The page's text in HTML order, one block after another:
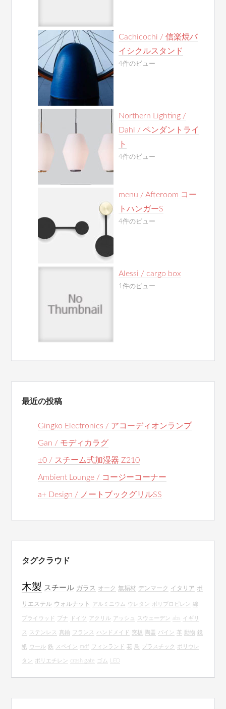
Cachicochi / 信楽焼バ
イシクルスタンド
4件のビュー
Northern Lighting /
Dahl / ペンダントライ
ト
4件のビュー
menu / Afteroom コー
トハンガーS
4件のビュー
Alessi / cargo box
1件のビュー
最近の投稿
Gingko Electronics / アコーディオンランプ
Gan / モディカラグ
±0 / スチーム式加湿器 Z210
Ambient Lounge / コージーコーナー
a+ Design / ノートブックグリルSS
タグクラウド
木製 スチール ガラス オーク 無垢材 デンマーク イタリア ポ
リエステル ウォルナット アルミニウム ウレタン ポリプロピレン 綿
プライウッド ブナ ドイツ アクリル アッシュ スウェーデン abs イギリ
ス ステンレス 真鍮 フランス ハンドメイド 突板 陶器 パイン 革 動物 鏡
紙 ウール 鉄 スペイン mdf フィンランド 花 鳥 プラスチック ポリウレ
タン ポリエチレン crash gate ゴム LED